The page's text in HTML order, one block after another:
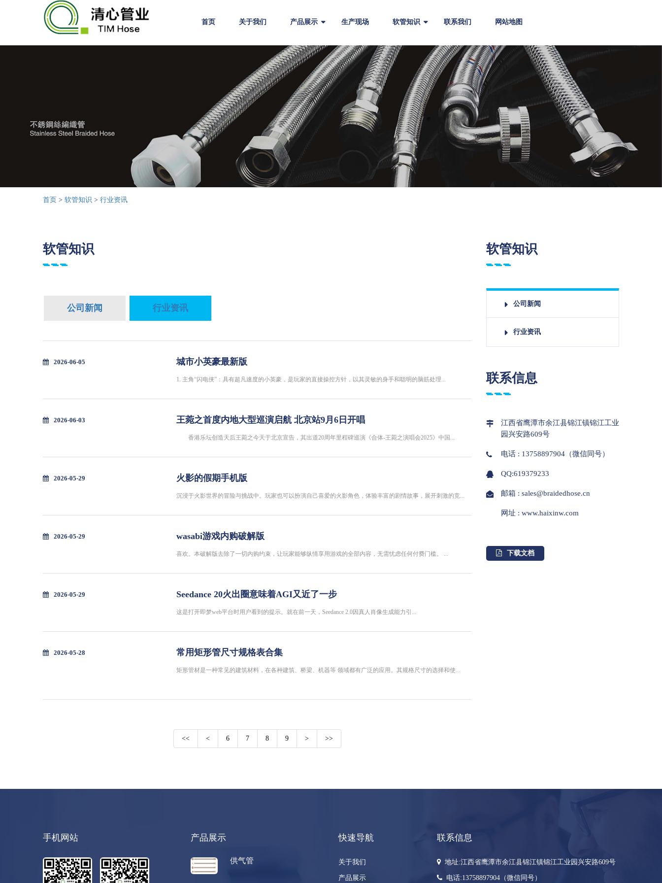
首页 关于我们 产品展示 生产现场 软管知识 联系我们 网站地图
首页 > 软管知识 > 行业资讯
软管知识
公司新闻 行业资讯
2026-06-05 城市小英豪最新版
1. 主角“闪电侠”：具有超凡速度的小英豪，是玩家的直接操控方针，以其灵敏的身手和聪明的脑筋处理...
2026-06-03 王菀之首度内地大型巡演启航 北京站9月6日开唱
香港乐坛创造天后王菀之今天于北京宣告，其出道20周年里程碑巡演《合体-王菀之演唱会2025》中国...
2026-05-29 火影的假期手机版
沉浸于火影世界的冒险与挑战中。玩家也可以扮演自己喜爱的火影角色，体验丰富的剧情故事，展开刺激的竞...
2026-05-29 wasabi游戏内购破解版
喜欢。本破解版去除了一切内购约束，让玩家能够纵情享用游戏的全部内容，无需忧虑任何付费门槛。 ...
2026-05-29 Seedance 20火出圈意味着AGI又近了一步
这是打开即梦web平台时用户看到的提示。就在前一天，Seedance 2.0因真人肖像生成能力引...
2026-05-28 常用矩形管尺寸规格表合集
矩形管材是一种常见的建筑材料，在各种建筑、桥梁、机器等 领域都有广泛的应用。其规格尺寸的选择和使...
<< < 6 7 8 9 > >>
软管知识
公司新闻
行业资讯
联系信息
江西省鹰潭市余江县锦江镇锦江工业
园兴安路609号
电话 : 13758897904（微信同号）
QQ:619379233
邮箱 : sales@braidedhose.cn
网址 : www.haixinw.com
下载文档
手机网站 产品展示
供气管
快速导航
关于我们
产品展示
联系信息
地址:江西省鹰潭市余江县锦江镇锦江工业园兴安路609号
电话:13758897904（微信同号）